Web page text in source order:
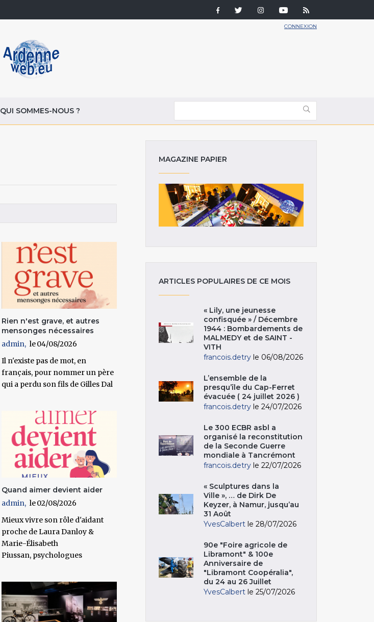
CONNEXION
QUI SOMMES-NOUS ?
Rien n'est grave, et autres
mensonges nécessaires
admin
04/08/2026
Il n'existe pas de mot, en
français, pour nommer un père
qui a perdu son fils de Gilles Dal
Quand aimer devient aider
admin
02/08/2026
Mieux vivre son rôle d'aidant
proche de Laura Danloy &
Marie-Élisabeth
Piussan, psychologues
MAGAZINE PAPIER
ARTICLES POPULAIRES DE CE MOIS
« Lily, une jeunesse
confisquée » / Décembre
1944 : Bombardements de
MALMEDY et de SAINT -
VITH
francois.detry le 06/08/2026
L’ensemble de la
presqu’île du Cap-Ferret
évacuée ( 24 juillet 2026 )
francois.detry le 24/07/2026
Le 300 ECBR asbl a
organisé la reconstitution
de la Seconde Guerre
mondiale à Tancrémont
francois.detry le 22/07/2026
« Sculptures dans la
Ville », … de Dirk De
Keyzer, à Namur, jusqu’au
31 Août
YvesCalbert le 28/07/2026
90e "Foire agricole de
Libramont" & 100e
Anniversaire de
"Libramont Coopéralia",
du 24 au 26 Juillet
YvesCalbert le 25/07/2026